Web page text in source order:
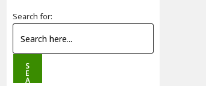
Search for:
S
E
A